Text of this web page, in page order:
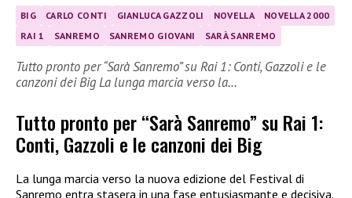
BIG CARLO CONTI GIANLUCA GAZZOLI NOVELLA
NOVELLA 2000
RAI 1
SANREMO SANREMO GIOVANI SARÀ SANREMO
Tutto pronto per “Sarà Sanremo” su Rai 1: Conti, Gazzoli e le
canzoni dei Big La lunga marcia verso la…
Tutto pronto per “Sarà Sanremo” su Rai 1:
Conti, Gazzoli e le canzoni dei Big
La lunga marcia verso la nuova edizione del Festival di
Sanremo entra stasera in una fase entusiasmante e decisiva.